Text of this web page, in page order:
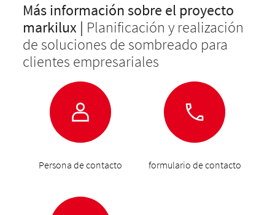
Más información sobre el proyecto
markilux | Planificación y realización
de soluciones de sombreado para
clientes empresariales
Persona de contacto formulario de contacto